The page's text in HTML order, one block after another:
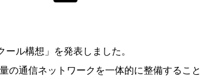
ル構想」を発表しました。
の通信ネットワークを一体的に整備するこ